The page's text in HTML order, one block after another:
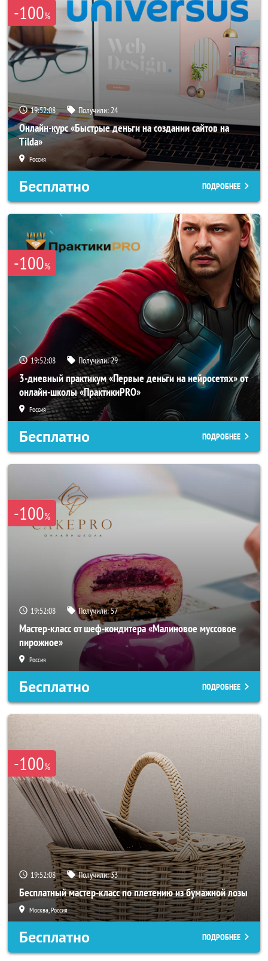
-100%
19:52:05 Получили:24
Онлайн-курс «Быстрые деньги на создании сайтов на
Tilda»
Россия
Бесплатно ПОДРОБНЕЕ
-100%
19:52:05 Получили:29
3-дневный практикум «Первые деньги на нейросетях» от
онлайн-школы «ПрактикиPRO»
Россия
Бесплатно ПОДРОБНЕЕ
-100%
19:52:05 Получили:57
Мастер-класс от шеф-кондитера «Малиновое муссовое
пирожное»
Россия
Бесплатно ПОДРОБНЕЕ
-100%
19:52:05 Получили:33
Бесплатный мастер-класс по плетению из бумажной лозы
Москва, Россия
Бесплатно ПОДРОБНЕЕ